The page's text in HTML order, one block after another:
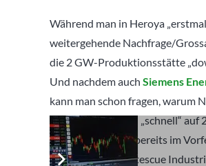
Während man in Heroya
weitergehende Nachfrage/
die 2 GW-Produktionsstätte
Und nachdem auch Siemens
kann man schon fragen, warum
Klar diese könnten „schnell“
nicht, als das man bereits im
Australien mit Fortescue